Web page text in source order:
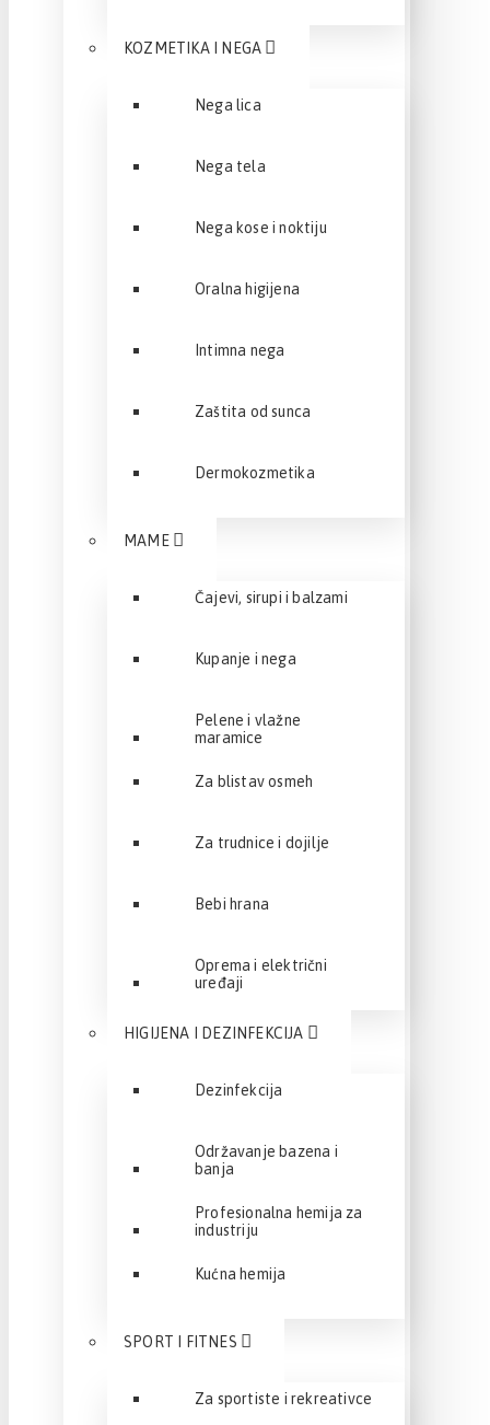
KOZMETIKA I NEGA
Nega lica
Nega tela
Nega kose i noktiju
Oralna higijena
Intimna nega
Zaštita od sunca
Dermokozmetika
MAME
Čajevi, sirupi i balzami
Kupanje i nega
Pelene i vlažne
maramice
Za blistav osmeh
Za trudnice i dojilje
Bebi hrana
Oprema i električni
uređaji
HIGIJENA I DEZINFEKCIJA
Dezinfekcija
Održavanje bazena i
banja
Profesionalna hemija za
industriju
Kućna hemija
SPORT I FITNES
Za sportiste i rekreativce